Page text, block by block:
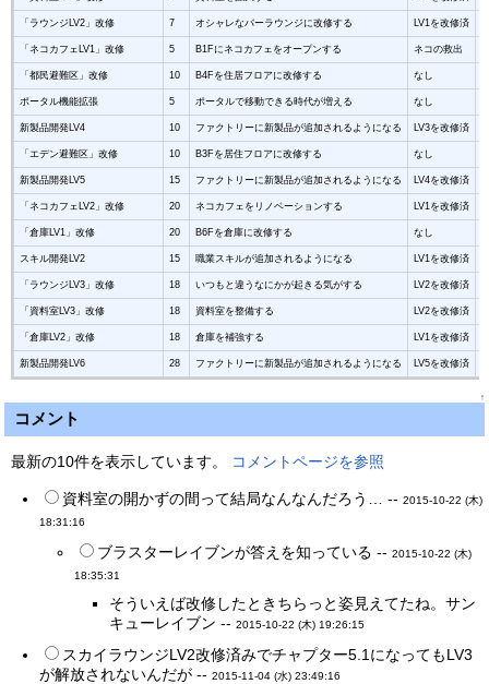
「ラウンジLV2」改修 7 オシャレなバーラウンジに改修する LV1を改修済
「ネコカフェLV1」改修 5 B1Fにネコカフェをオープンする ネコの救出
「都民避難区」改修 10 B4Fを住居フロアに改修する なし
ポータル機能拡張 5 ポータルで移動できる時代が増える なし
新製品開発LV4 10 ファクトリーに新製品が追加されるようになる LV3を改修済
「エデン避難区」改修 10 B3Fを居住フロアに改修する なし
新製品開発LV5 15 ファクトリーに新製品が追加されるようになる LV4を改修済
「ネコカフェLV2」改修 20 ネコカフェをリノベーションする LV1を改修済
「倉庫LV1」改修 20 B6Fを倉庫に改修する なし
スキル開発LV2 15 職業スキルが追加されるようになる LV1を改修済
「ラウンジLV3」改修 18 いつもと違うなにかが起きる気がする LV2を改修済
「資料室LV3」改修 18 資料室を整備する LV2を改修済
「倉庫LV2」改修 18 倉庫を補強する LV1を改修済
新製品開発LV6 28 ファクトリーに新製品が追加されるようになる LV5を改修済
↑
コメント
最新の10件を表示しています。 コメントページを参照
資料室の開かずの間って結局なんなんだろう… --2015-10-22 (木)
18:31:16
ブラスターレイブンが答えを知っている --2015-10-22 (木)
18:35:31
そういえば改修したときちらっと姿見えてたね。サン
キューレイブン --2015-10-22 (木) 19:26:15
スカイラウンジLV2改修済みでチャプター5.1になってもLV3
が解放されないんだが --2015-11-04 (水) 23:49:16